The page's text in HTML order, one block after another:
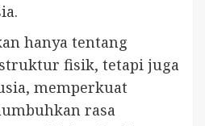
hanya tentang
fisik, tetapi juga
memperkuat
rasa